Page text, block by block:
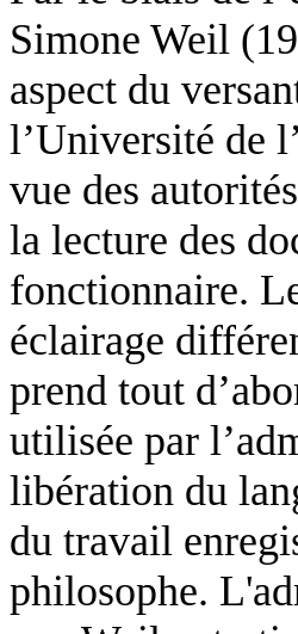
Simone Weil
aspect du
l’Université de
vue des
la lecture des
fonctionnaire.
éclairage
prend tout
utilisée par
libération du
du travail
philosophe.